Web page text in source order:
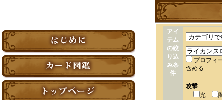
アイ
テム
の絞
り込
み条
件
プロフィ
含める
攻撃
光